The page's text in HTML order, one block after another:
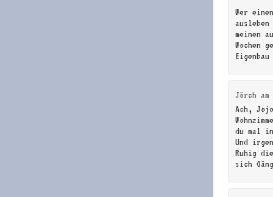
Wer
meinen
Wochen
Jörch am
Ach,
du mal
Und
Ruhig
sich